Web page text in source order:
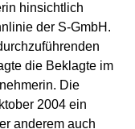
hinsichtlich
der S-GmbH.
die Beklagte im
Die
2004 ein
anderem auch